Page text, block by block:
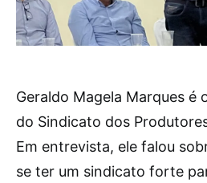
Geraldo Magela Marques é
do Sindicato dos
Em entrevista, ele falou
se ter um sindicato forte